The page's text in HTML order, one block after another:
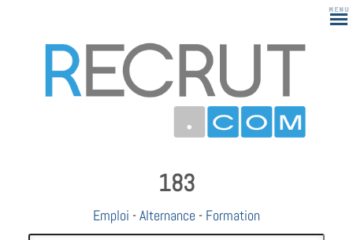
183
Emploi -Alternance - Formation